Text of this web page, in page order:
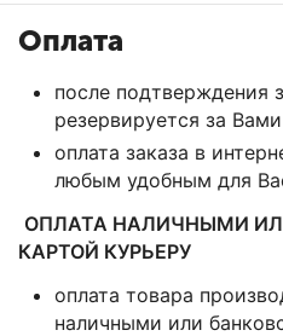
Оплата
после подтверждения
резервируется за
оплата заказа в
любым удобным для
ОПЛАТА НАЛИЧНЫМИ
КАРТОЙ КУРЬЕРУ
оплата товара
наличными или